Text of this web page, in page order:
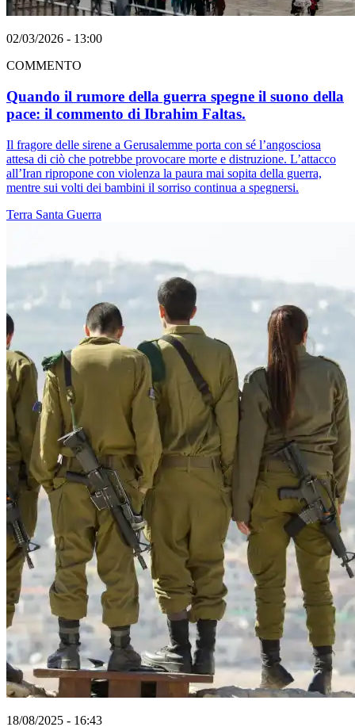
02/03/2026 - 13:00
COMMENTO
Quando il rumore della guerra spegne il suono della
pace: il commento di Ibrahim Faltas.
Il fragore delle sirene a Gerusalemme porta con sé l’angosciosa
attesa di ciò che potrebbe provocare morte e distruzione. L’attacco
all’Iran ripropone con violenza la paura mai sopita della guerra,
mentre sui volti dei bambini il sorriso continua a spegnersi.
Terra Santa Guerra
18/08/2025 - 16:43